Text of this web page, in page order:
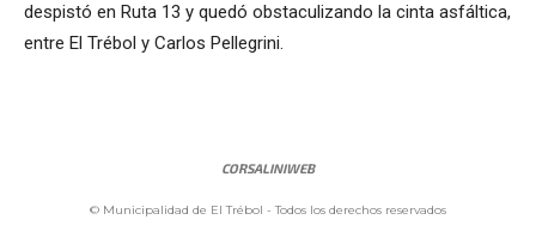
despistó en Ruta 13 y quedó obstaculizando la cinta asfáltica,
entre El Trébol y Carlos Pellegrini.
CORSALINIWEB
© Municipalidad de El Trébol - Todos los derechos reservados